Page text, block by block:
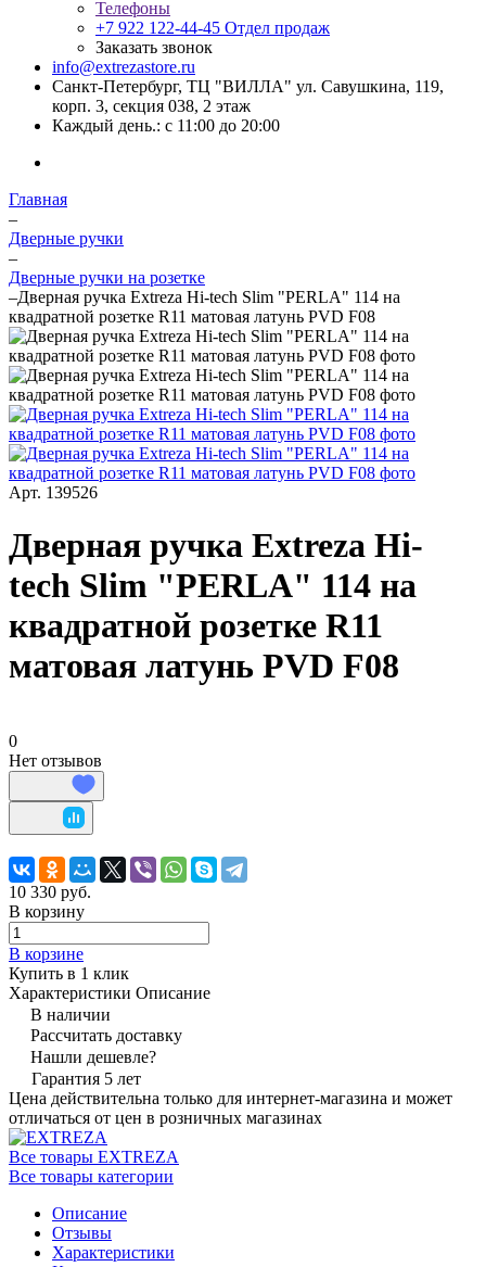
Телефоны
+7 922 122-44-45 Отдел продаж
Заказать звонок
info@extrezastore.ru
Санкт-Петербург, ТЦ "ВИЛЛА" ул. Савушкина, 119,
корп. 3, секция 038, 2 этаж
Каждый день.: с 11:00 до 20:00
Главная
–
Дверные ручки
–
Дверные ручки на розетке
–Дверная ручка Extreza Hi-tech Slim "PERLA" 114 на
квадратной розетке R11 матовая латунь PVD F08
Арт. 139526
Дверная ручка Extreza Hi-
tech Slim "PERLA" 114 на
квадратной розетке R11
матовая латунь PVD F08
0
Нет отзывов
10 330 руб.
В корзину
В корзине
Купить в 1 клик
Характеристики Описание
В наличии
Рассчитать доставку
Нашли дешевле?
Гарантия 5 лет
Цена действительна только для интернет-магазина и может
отличаться от цен в розничных магазинах
Все товары EXTREZA
Все товары категории
Описание
Отзывы
Характеристики